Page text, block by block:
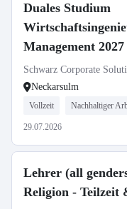
Duales Studium
Management
Schwarz Corporate
Neckarsulm
Vollzeit Nachhaltiger
29.07.2026
Lehrer (all
Religion - Teilzeit